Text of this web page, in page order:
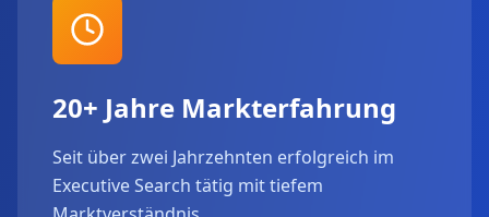
20+ Jahre Markterfahrung
Seit über zwei Jahrzehnten erfolgreich im
Executive Search tätig mit tiefem